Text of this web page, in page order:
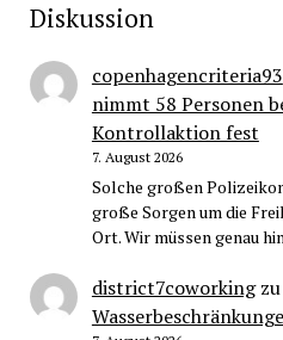
Diskussion
copenhagencriteria93
nimmt 58 Personen
Kontrollaktion fest
7. August 2026
Solche großen
große Sorgen um die
Ort. Wir müssen genau
district7coworking